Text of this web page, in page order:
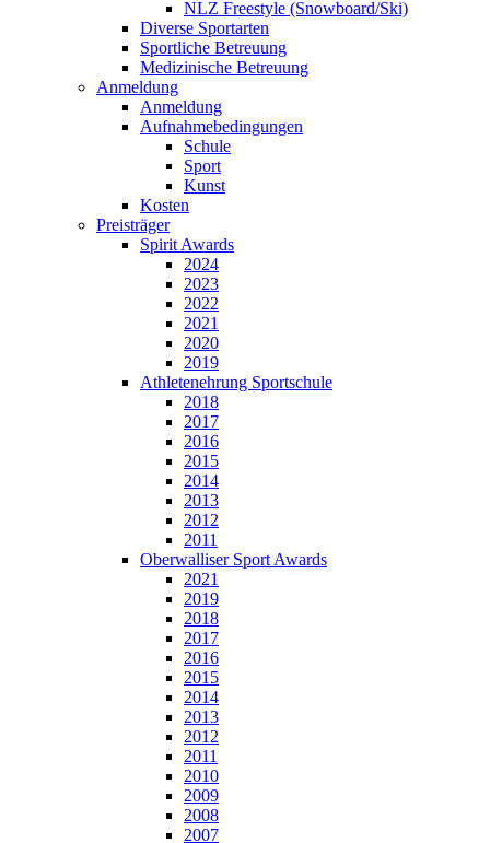
NLZ Freestyle (Snowboard/Ski)
Diverse Sportarten
Sportliche Betreuung
Medizinische Betreuung
Anmeldung
Anmeldung
Aufnahmebedingungen
Schule
Sport
Kunst
Kosten
Preisträger
Spirit Awards
2024
2023
2022
2021
2020
2019
Athletenehrung Sportschule
2018
2017
2016
2015
2014
2013
2012
2011
Oberwalliser Sport Awards
2021
2019
2018
2017
2016
2015
2014
2013
2012
2011
2010
2009
2008
2007